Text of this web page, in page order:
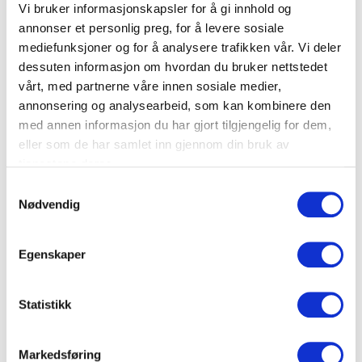
Vi bruker informasjonskapsler for å gi innhold og
annonser et personlig preg, for å levere sosiale
mediefunksjoner og for å analysere trafikken vår. Vi deler
dessuten informasjon om hvordan du bruker nettstedet
vårt, med partnerne våre innen sosiale medier,
annonsering og analysearbeid, som kan kombinere den
med annen informasjon du har gjort tilgjengelig for dem,
eller som de har samlet inn gjennom din bruk av
Nødvendig
Egenskaper
Statistikk
Markedsføring
Sommerplanter
Planting og jord
Kantklipping
Luking
Vanning og gjødsel
Jevnlig vedlikehold og tilsyn
i perioden juni, juli og august.
Helårsstell kr 2600,- pr år
En komplett løsning med stell gjennom hele året
Inkludert vinterpynt og ekstra besøk etter behov
gravsted året rundt
fast avtale for fornyes årlig